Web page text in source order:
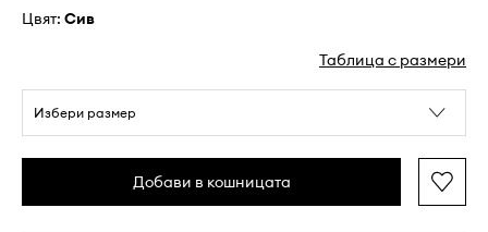
Цвят: сив
Таблица с размери
Избери размер
Добави в кошницата